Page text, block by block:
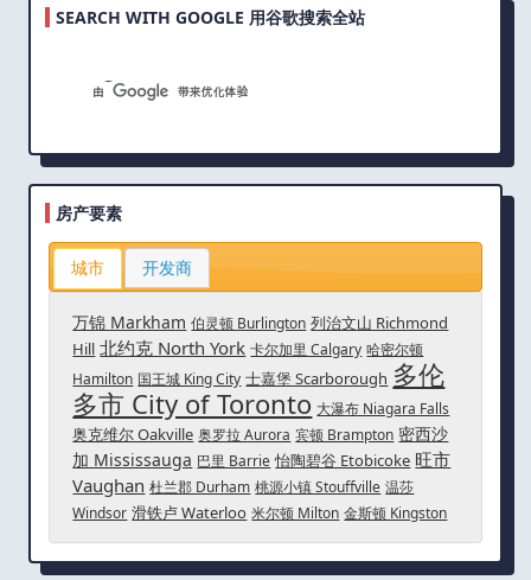
SEARCH WITH GOOGLE 用谷歌搜索全站
房产要素
城市 开发商
万锦 Markham 伯灵顿 Burlington 列治文山 Richmond
Hill 北约克 North York 卡尔加里 Calgary 哈密尔顿
Hamilton 国王城 King City 士嘉堡 Scarborough 多伦
多市 City of Toronto 大瀑布 Niagara Falls
奥克维尔 Oakville 奥罗拉 Aurora 宾顿 Brampton 密西沙
加 Mississauga 巴里 Barrie 怡陶碧谷 Etobicoke 旺市
Vaughan 杜兰郡 Durham 桃源小镇 Stouffville 温莎
Windsor 滑铁卢 Waterloo 米尔顿 Milton 金斯顿 Kingston